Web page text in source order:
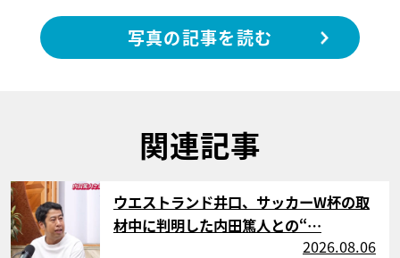
写真の記事を読む
関連記事
サムネイル
ウエストランド井口、サッカーW杯の取
材中に判明した内田篤人との“…
2026.08.06